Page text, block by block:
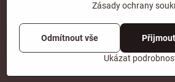
Zásady ochrany
Ukázat
Odmítnout vše